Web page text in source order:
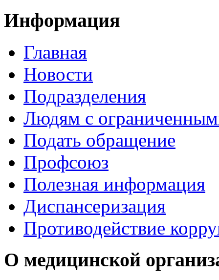
Информация
Главная
Новости
Подразделения
Людям с
Подать обращение
Профсоюз
Полезная информация
Диспансеризация
Противодействие
О медицинской